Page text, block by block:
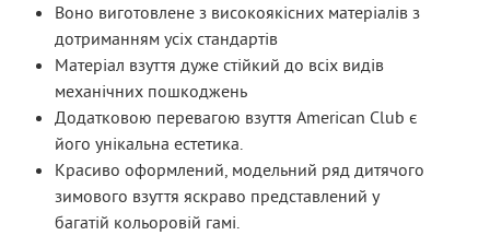
Воно виготовлене з високоякісних матеріалів з
дотриманням усіх стандартів
Матеріал взуття дуже стійкий до всіх видів
механічних пошкоджень
Додатковою перевагою взуття American Club є
його унікальна естетика.
Красиво оформлений, модельний ряд дитячого
зимового взуття яскраво представлений у
багатій кольоровій гамі.